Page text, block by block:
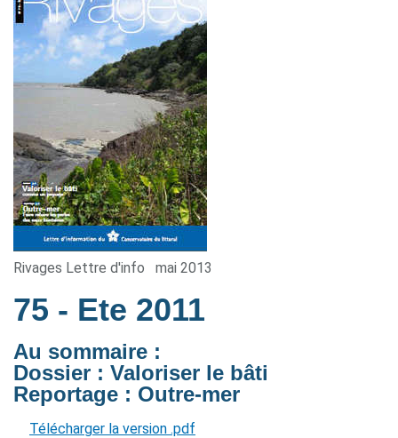
Rivages Lettre d'info mai 2013
75 - Ete 2011
Au sommaire :
Dossier : Valoriser le bâti
Reportage : Outre-mer
Télécharger la version .pdf